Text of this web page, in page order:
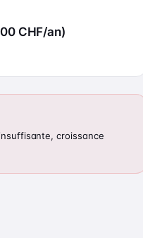
CHF/an)
croissance